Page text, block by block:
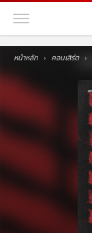
หน้าหลัก คอนเสิร์ต